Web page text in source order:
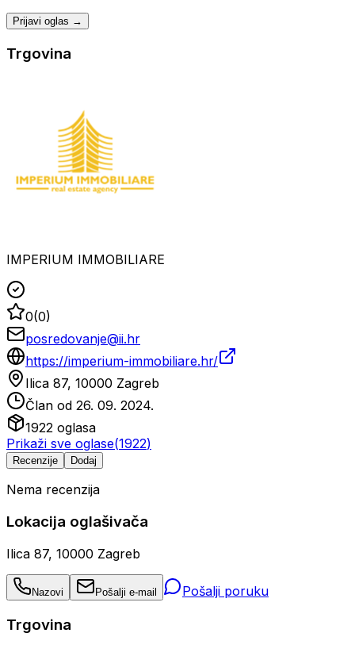
Prijavi oglas →
Trgovina
IMPERIUM IMMOBILIARE
0(0)
posredovanje@ii.hr
https://imperium-immobiliare.hr/
Ilica 87, 10000 Zagreb
Član od 26. 09. 2024.
1922 oglasa
Prikaži sve oglase(1922)
Recenzije Dodaj
Nema recenzija
Lokacija oglašivača
Ilica 87, 10000 Zagreb
Nazovi Pošalji e-mail Pošalji poruku
Trgovina